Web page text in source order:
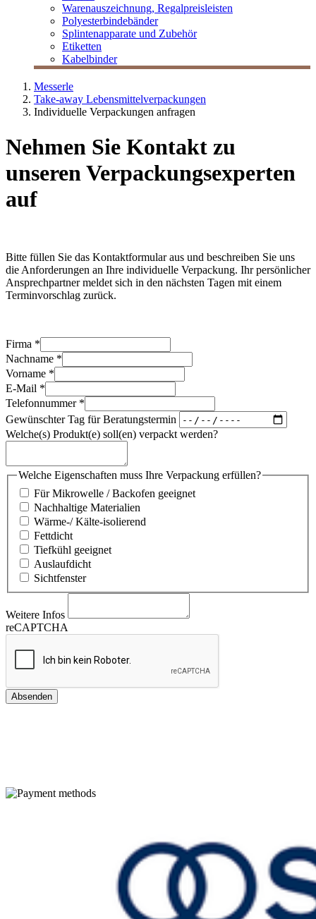
Warenauszeichnung, Regalpreisleisten
Polyesterbindebänder
Splintenapparate und Zubehör
Etiketten
Kabelbinder
Messerle
Take-away Lebensmittelverpackungen
Individuelle Verpackungen anfragen
Nehmen Sie Kontakt zu
unseren Verpackungsexperten
auf
Bitte füllen Sie das Kontaktformular aus und beschreiben Sie uns
die Anforderungen an Ihre individuelle Verpackung. Ihr persönlicher
Ansprechpartner meldet sich in den nächsten Tagen mit einem
Terminvorschlag zurück.
Firma *
Nachname *
Vorname *
E-Mail *
Telefonnummer *
Gewünschter Tag für Beratungstermin
Welche(s) Produkt(e) soll(en) verpackt werden?
Welche Eigenschaften muss Ihre Verpackung erfüllen?
Für Mikrowelle / Backofen geeignet
Nachhaltige Materialien
Wärme-/ Kälte-isolierend
Fettdicht
Tiefkühl geeignet
Auslaufdicht
Sichtfenster
Weitere Infos
reCAPTCHA
Absenden